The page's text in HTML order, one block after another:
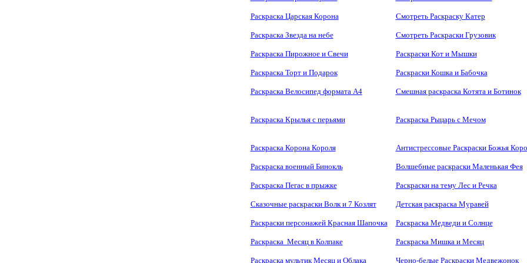
Раскраска Царская Корона Смотреть Раскраску Катер
Раскраска Звезда на небе Смотреть Раскраски Грузовик
Раскраска Пирожное и Свечи Раскраски Кот и Мышки
Раскраска Торт и Подарок Раскраски Кошка и Бабочка
Раскраска Велосипед формата А4 Смешная раскраска Котята и Ботинок
Раскраска Крылья с перьями Раскраска Рыцарь с Мечом
Раскраска Корона Короля Антистрессовые Раскраски Божья
Раскраска военный Бинокль Волшебные раскраски Маленькая Фея
Раскраска Пегас в прыжке Раскраски на тему Лес и Речка
Сказочные раскраски Волк и 7 Козлят Детская раскраска Муравей
Раскраски персонажей Красная Шапочка Раскраска Медведи и Солнце
Раскраска Месяц в Колпаке Раскраска Мишка и Месяц
Раскраска мультик Месяц и Облака Черно-белые Раскраски Медвежонок